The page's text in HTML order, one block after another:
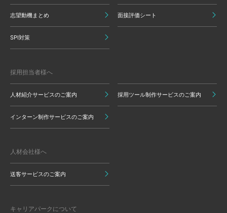
志望動機まとめ 面接評価シート
SPI対策
採用担当者様へ
人材紹介サービスのご案内 採用ツール制作サービスのご案内
インターン制作サービスのご案内
人材会社様へ
送客サービスのご案内
キャリアパークについて